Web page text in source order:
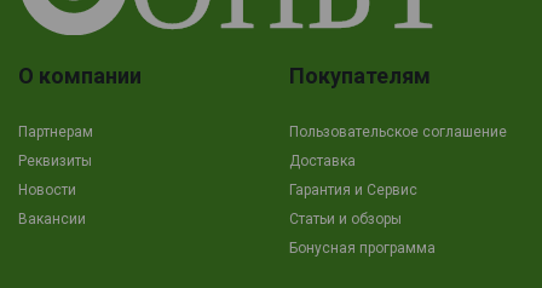
О компании
Партнерам
Реквизиты
Новости
Вакансии
Покупателям
Пользовательское соглашение
Доставка
Гарантия и Сервис
Cтатьи и обзоры
Бонусная программа